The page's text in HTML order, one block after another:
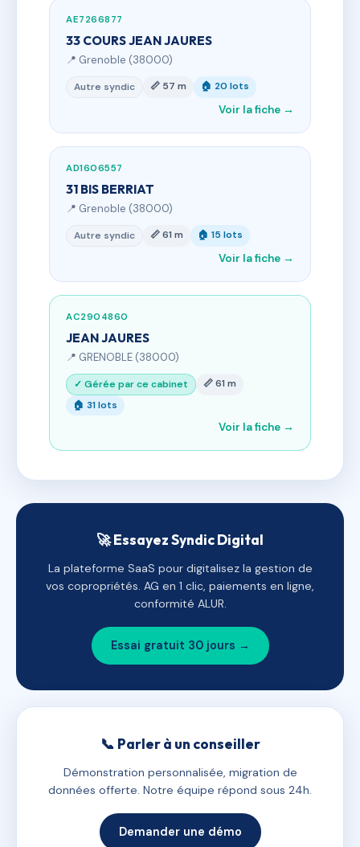
AE7266877
33 COURS JEAN JAURES
📍 Grenoble (38000)
Autre syndic 📏 57 m 🏠 20 lots
Voir la fiche →
AD1606557
31 BIS BERRIAT
📍 Grenoble (38000)
Autre syndic 📏 61 m 🏠 15 lots
Voir la fiche →
AC2904860
JEAN JAURES
📍 GRENOBLE (38000)
✓ Gérée par ce cabinet
📏 61 m
🏠 31 lots
Voir la fiche →
🚀 Essayez Syndic Digital
La plateforme SaaS pour digitalisez la gestion de
vos copropriétés. AG en 1 clic, paiements en ligne,
conformité ALUR.
Essai gratuit 30 jours →
📞 Parler à un conseiller
Démonstration personnalisée, migration de
données offerte. Notre équipe répond sous 24h.
Demander une démo